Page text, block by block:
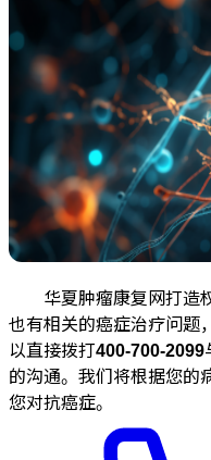
华夏肿瘤康复网打造
也有相关的癌症治疗问题
以直接拨打400-700-2099
的沟通。我们将根据您的
您对抗癌症。